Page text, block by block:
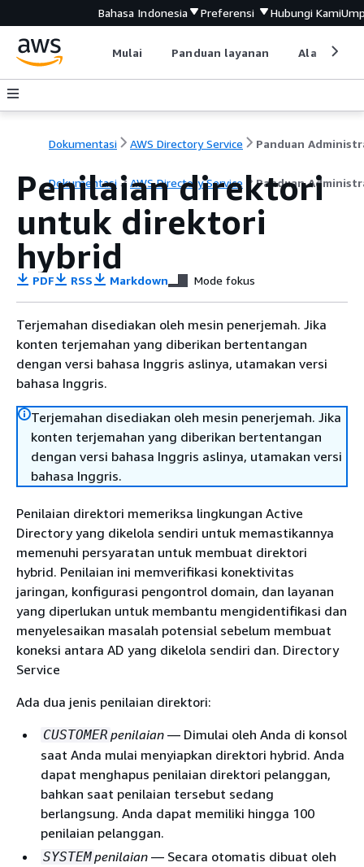
Bahasa Indonesia Preferensi Hubungi Kami
Mulai Panduan layanan Alat
Dokumentasi AWS Directory Service Panduan
Dokumentasi AWS Directory Service Panduan
Penilaian direktori
untuk direktori
hybrid
PDF RSS Markdown Mode fokus
Terjemahan disediakan oleh mesin penerjemah. Jika
konten terjemahan yang diberikan bertentangan
dengan versi bahasa Inggris aslinya, utamakan versi
bahasa Inggris.
Terjemahan disediakan oleh mesin penerjemah. Jika
konten terjemahan yang diberikan bertentangan
dengan versi bahasa Inggris aslinya, utamakan versi
bahasa Inggris.
Penilaian direktori memeriksa lingkungan Active
Directory yang dikelola sendiri untuk memastikannya
memenuhi persyaratan untuk membuat direktori
hybrid. Penilaian ini memverifikasi konektivitas
jaringan, konfigurasi pengontrol domain, dan layanan
yang diperlukan untuk membantu mengidentifikasi dan
menyelesaikan masalah potensial sebelum membuat
koneksi antara AD yang dikelola sendiri dan. Directory
Service
Ada dua jenis penilaian direktori:
CUSTOMER penilaian — Dimulai oleh Anda di konsol
saat Anda mulai menyiapkan direktori hybrid. Anda
dapat menghapus penilaian direktori pelanggan,
bahkan saat penilaian tersebut sedang
berlangsung. Anda dapat memiliki hingga 100
penilaian pelanggan.
SYSTEMpenilaian — Secara otomatis dibuat oleh